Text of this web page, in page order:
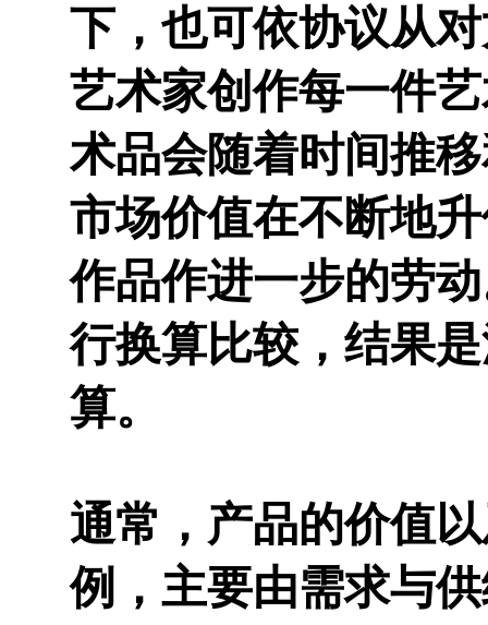
下，也可依协议从
艺术家创作每一件
术品会随着时间推
市场价值在不断地
作品作进一步的劳
行换算比较，结果
算。
通常，产品的价值
例，主要由需求与